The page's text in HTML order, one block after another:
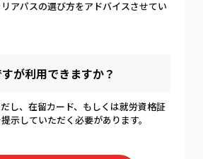
アパスの選び方をアドバイスさせてい
が利用できますか？
し、在留カード、もしくは就労資格証
示していただく必要があります。